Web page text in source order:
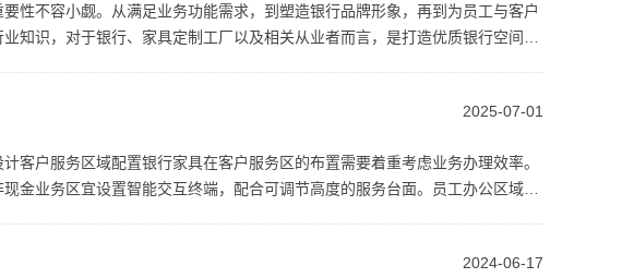
性不容小觑。从满足业务功能需求，到塑造银行品牌形象，再到为员工与客户
知识，对于银行、家具定制工厂以及相关从业者而言，是打造优质银行空间的
2025-07-01
客户服务区域配置银行家具在客户服务区的布置需要着重考虑业务办理效率。
金业务区宜设置智能交互终端，配合可调节高度的服务台面。员工办公区域规
2024-06-17